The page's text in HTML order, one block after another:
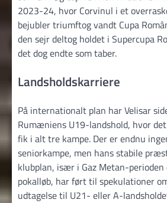
2023-24, hvor Corvinul i et
bejubler triumftog vandt Cupa
den sejr deltog holdet i Supercupa
det dog endte som taber.
Landsholdskarriere
På internationalt plan har Velisar
Rumæniens U19-landshold, hvor
fik i alt tre kampe. Der er endnu
seniorkampe, men hans stabile
klubplan, især i Gaz Metan-
pokalløb, har ført til spekulationer
udtagelse til U21- eller A-